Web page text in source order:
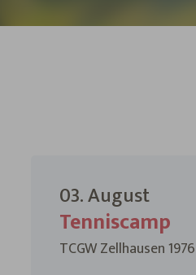
03. August
Tenniscamp
TCGW Zellhausen